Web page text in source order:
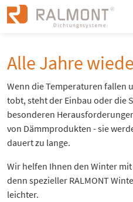
Alle Jahre
Wenn die Temperaturen fallen
tobt, steht der Einbau oder die
besonderen
von Dämmprodukten - sie
dauert zu lange.
Wir helfen Ihnen den Winter
denn spezieller RALMONT
leichter.